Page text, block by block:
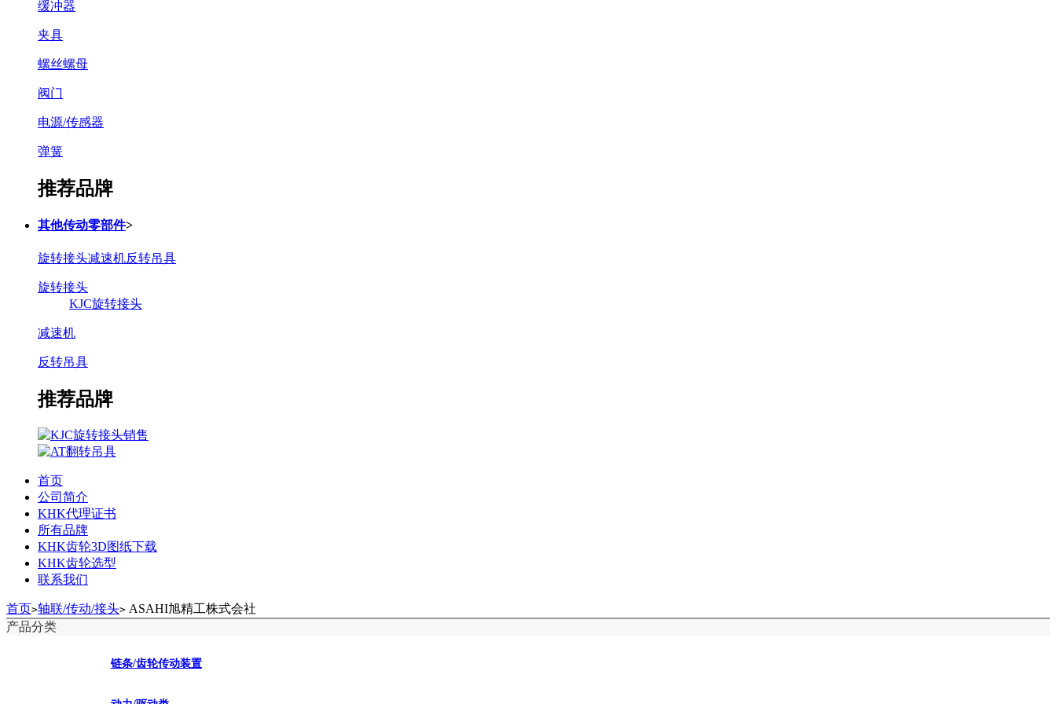
缓冲器
夹具
螺丝螺母
阀门
电源/传感器
弹簧
推荐品牌
其他传动零部件>
旋转接头减速机反转吊具
旋转接头
KJC旋转接头
减速机
反转吊具
推荐品牌
首页
公司简介
KHK代理证书
所有品牌
KHK齿轮3D图纸下载
KHK齿轮选型
联系我们
首页>轴联/传动/接头> ASAHI旭精工株式会社
产品分类
链条/齿轮传动装置